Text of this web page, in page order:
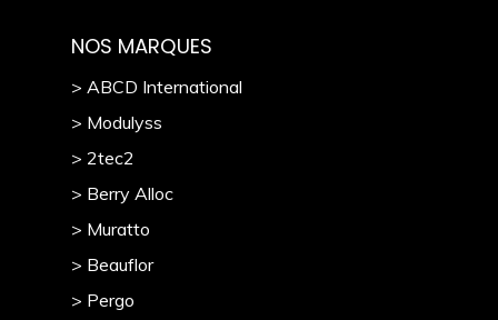
NOS MARQUES
> ABCD International
> Modulyss
> 2tec2
> Berry Alloc
> Muratto
> Beauflor
> Pergo